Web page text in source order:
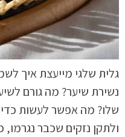
גלית שלגי מייעצת איך
נשירת שיער? מה גורם
שלו? מה אפשר לעשות
ולתקן נזקים שכבר נגרמו,